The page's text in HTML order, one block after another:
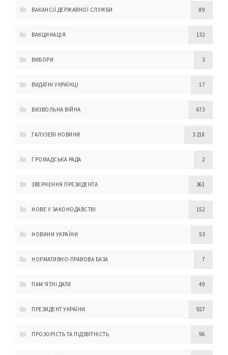
ВАКАНСІЇ ДЕРЖАВНОЇ СЛУЖБИ 89
ВАКЦИНАЦІЯ 132
ВИБОРИ 3
ВИДАТНІ УКРАЇНЦІ 17
ВИЗВОЛЬНА ВІЙНА 673
ГАЛУЗЕВІ НОВИНИ 3 218
ГРОМАДСЬКА РАДА 2
ЗВЕРНЕННЯ ПРЕЗИДЕНТА 361
НОВЕ У ЗАКОНОДАВСТВІ 152
НОВИНИ УКРАЇНИ 53
НОРМАТИВНО-ПРАВОВА БАЗА 7
ПАМ'ЯТНІ ДАТИ 49
ПРЕЗИДЕНТ УКРАЇНИ 927
ПРОЗОРІСТЬ ТА ПІДЗВІТНІСТЬ 96